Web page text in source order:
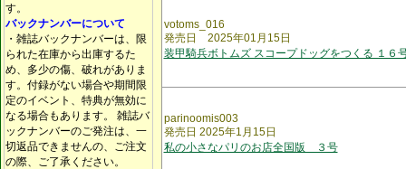
す。
バックナンバーについて
・雑誌バックナンバーは、限
られた在庫から出庫するた
め、多少の傷、破れがありま
す。付録がない場合や期間限
定のイベント、特典が無効に
なる場合もあります。 雑誌バ
ックナンバーのご発注は、一
切返品できませんの、ご注文
の際、ご了承ください。
votoms_016
発売日 2025年01月15日
装甲騎兵ボトムズ スコープドッグをつくる １６
parinoomis003
発売日 2025年1月15日
私の小さなパリのお店全国版 ３号